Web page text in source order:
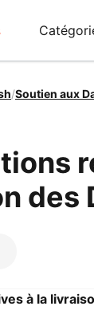
/Soutien aux
des
à la